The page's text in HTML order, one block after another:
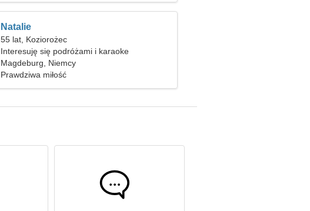
Natalie
55 lat, Koziorożec
Interesuję się podróżami i karaoke
Magdeburg, Niemcy
Prawdziwa miłość